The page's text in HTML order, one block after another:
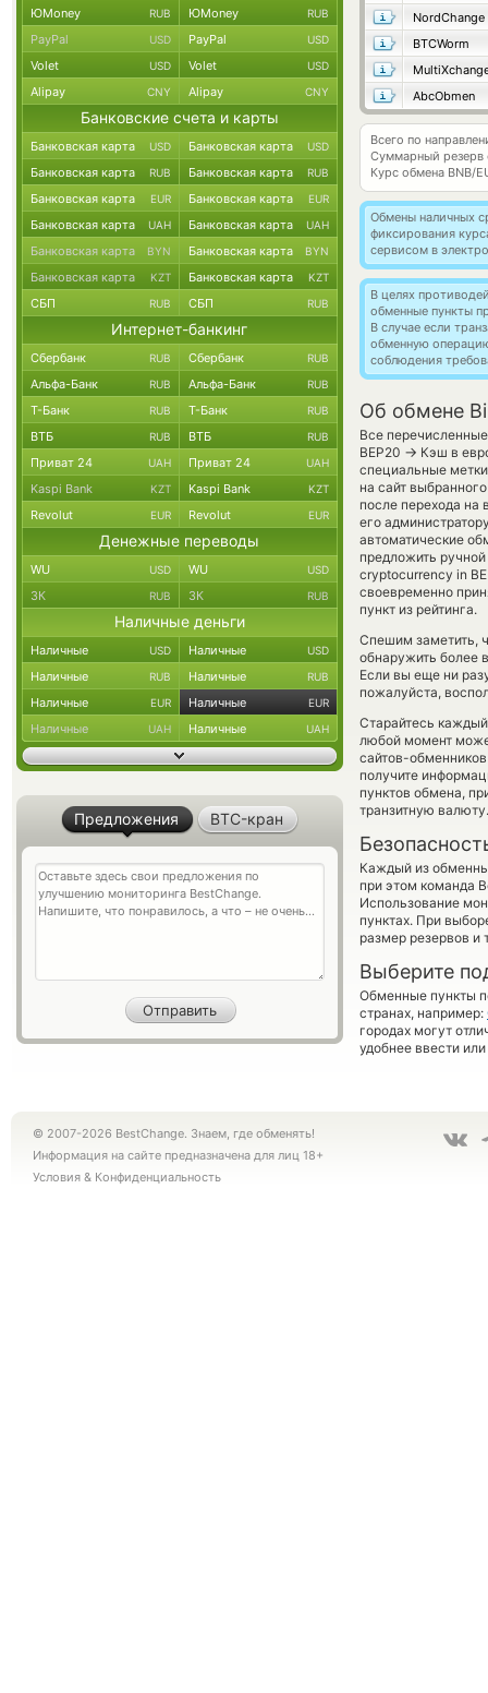
NordChange
BTCWorm
AbcObmen
Всего по
Суммарный резерв
Курс обмена BNB/
Обмены наличных
фиксирования
сервисом в
В целях
обменные пункты
В случае если
обменную
соблюдения
Об обмене
Все
BEP20 → Кэш в
специальные
на сайт
после перехода на
его
автоматические
предложить
cryptocurrency in
своевременно
пункт из рейтинга.
Спешим заметить,
обнаружить более
Если вы еще ни
пожалуйста,
Старайтесь
любой момент
сайтов-
получите
пунктов обмена,
транзитную валюту.
Каждый из
при этом команда
Использование
пунктах. При
размер резервов и
Выберите
Обменные пункты
странах, например:
городах могут
удобнее ввести
ЮMoney RUB ЮMoney RUB
PayPal USD PayPal USD
Volet USD Volet USD
Alipay CNY Alipay CNY
Банковские счета и карты
Банковская карта USD Банковская карта USD
Банковская карта RUB Банковская карта RUB
Банковская карта EUR Банковская карта EUR
Банковская карта UAH Банковская карта UAH
Банковская карта BYN Банковская карта BYN
Банковская карта KZT Банковская карта KZT
СБП RUB СБП RUB
Интернет-банкинг
Сбербанк RUB Сбербанк RUB
Альфа-Банк RUB Альфа-Банк RUB
Т-Банк RUB Т-Банк RUB
ВТБ RUB ВТБ RUB
Приват 24 UAH Приват 24 UAH
Kaspi Bank KZT Kaspi Bank KZT
Revolut EUR Revolut EUR
Денежные переводы
WU USD WU USD
ЗК RUB ЗК RUB
Наличные деньги
Наличные USD Наличные USD
Наличные RUB Наличные RUB
Наличные EUR Наличные EUR
Наличные UAH Наличные UAH
Предложения BTC-кран
© 2007-2026 BestChange. Знаем, где обменять!
Информация на сайте предназначена для лиц 18+
Условия & Конфиденциальность